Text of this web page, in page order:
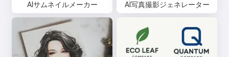
AIサムネイルメーカー AI写真撮影ジェネレーター